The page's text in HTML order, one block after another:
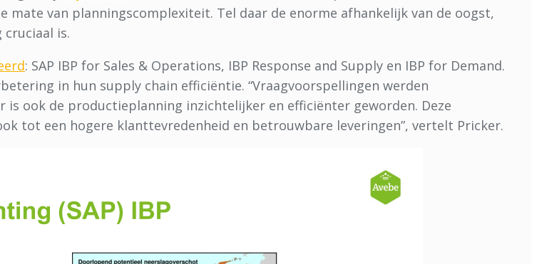
mate van planningscomplexiteit. Tel daar de enorme afhankelijk van de oogst,
is.
: SAP IBP for Sales & Operations, IBP Response and Supply en IBP for Demand.
in hun supply chain efficiëntie. “Vraagvoorspellingen werden
ook de productieplanning inzichtelijker en efficiënter geworden. Deze
tot een hogere klanttevredenheid en betrouwbare leveringen”, vertelt Pricker.